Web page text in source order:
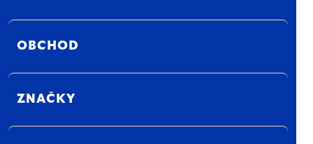
OBCHOD
ZNAČKY